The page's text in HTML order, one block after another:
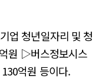
업 청년일자리 및 청
원 ▷버스정보시스
억원 등이다.